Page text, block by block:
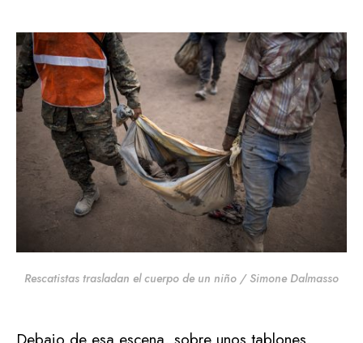
Rescatistas trasladan el cuerpo de un niño / Simone Dalmasso